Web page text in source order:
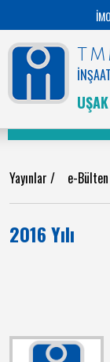
Yayınlar / e-
2016 Yılı